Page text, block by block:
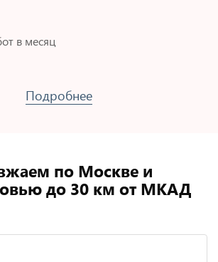
в месяц
Подробнее
по Москве и
до 30 км от МКАД